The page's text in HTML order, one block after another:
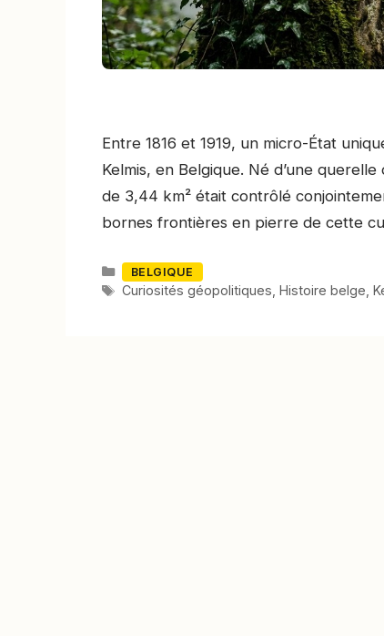
Entre 1816 et 1919, un micro-État
Kelmis, en Belgique. Né d’une
de 3,44 km² était contrôlé
bornes frontières en pierre de cette
Catégories
BELGIQUE
Mots-
Curiosités géopolitiques Histoire belge